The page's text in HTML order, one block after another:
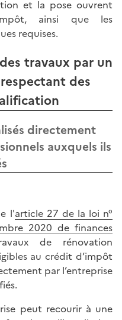
et la pose ouvrent
ainsi que les
requises.
travaux par un
des
directement
auxquels ils
l'article 27 de la loi n°
2020 de finances
de rénovation
au crédit d’impôt
par l’entreprise
peut recourir à une